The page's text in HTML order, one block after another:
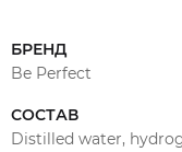
БРЕНД
Be Perfect
СОСТАВ
Distilled water,